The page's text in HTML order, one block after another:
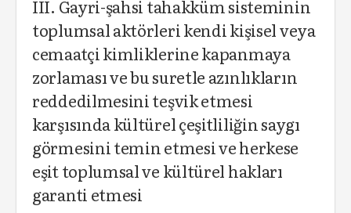
III. Gayri-şahsi tahakküm sisteminin
toplumsal aktörleri kendi kişisel veya
cemaatçi kimliklerine kapanmaya
zorlaması ve bu suretle azınlıkların
reddedilmesini teşvik etmesi
karşısında kültürel çeşitliliğin saygı
görmesini temin etmesi ve herkese
eşit toplumsal ve kültürel hakları
garanti etmesi